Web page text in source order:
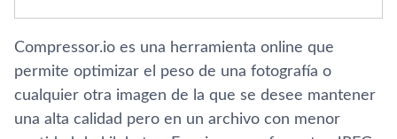
Compressor.io es una herramienta online que
permite optimizar el peso de una fotografí­a o
cualquier otra imagen de la que se desee mantener
una alta calidad pero en un archivo con menor